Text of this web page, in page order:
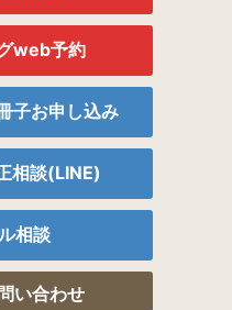
web予約
子お申し込み
相談(LINE)
相談
い合わせ